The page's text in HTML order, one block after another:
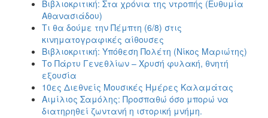
Βιβλιοκριτική: Στα χρόνια της ντροπής (Ευθυμία
Αθανασιάδου)
Τι θα δούμε την Πέμπτη (6/8) στις
κινηματογραφικές αίθουσες
Βιβλιοκριτική: Υπόθεση Πολέτη (Νίκος Μαριώτης)
Το Πάρτυ Γενεθλίων – Χρυσή φυλακή, θνητή
εξουσία
10ες Διεθνείς Μουσικές Ημέρες Καλαμάτας
Αιμίλιος Σαμόλης: Προσπαθώ όσο μπορώ να
διατηρηθεί ζωντανή η ιστορική μνήμη.